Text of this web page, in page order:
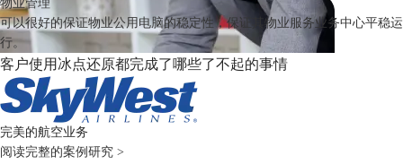
物业管理
可以很好的保证物业公用电脑的稳定性，保证其物业服务业务中心平稳运
行。
客户使用冰点还原都完成了哪些了不起的事情
完美的航空业务
阅读完整的案例研究 >